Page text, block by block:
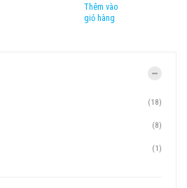
Thêm vào
giỏ hàng
(18)
(8)
(1)